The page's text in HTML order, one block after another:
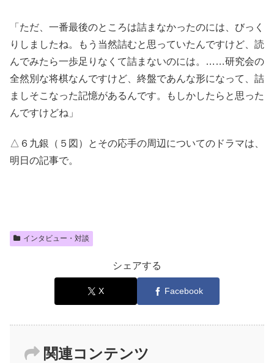
「ただ、一番最後のところは詰まなかったのには、びっく
りしましたね。もう当然詰むと思っていたんですけど、読
んでみたら一歩足りなくて詰まないのには。……研究会の
全然別な将棋なんですけど、終盤であんな形になって、詰
ましそこなった記憶があるんです。もしかしたらと思った
んですけどね」
△６九銀（５図）とその応手の周辺についてのドラマは、
明日の記事で。
インタビュー・対談
シェアする
X Facebook
関連コンテンツ